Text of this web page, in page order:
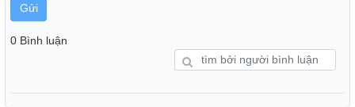
1. Sạc pin nhanh chóng
Gửi
0 Bình luận